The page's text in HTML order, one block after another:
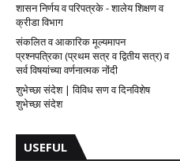
शासन निर्णय व परिपत्रके - शालेय शिक्षण व
क्रीडा विभाग
संकलित व आकारिक मूल्यमापन
प्रश्नपत्रिका (प्रथम सत्र व द्वितीय सत्र) व
सर्व विषयांच्या वर्णनात्मक नोंदी
शुभेच्छा संदेश | विविध सण व दिनविशेष
शुभेच्छा संदेश
USEFUL